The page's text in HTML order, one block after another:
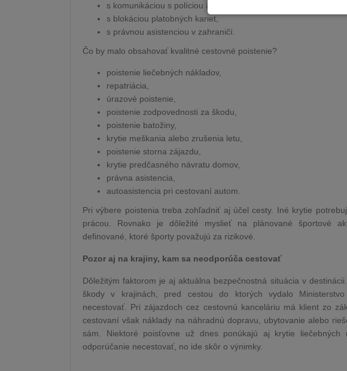
s komunikáciou s políciou a tlmočením,
s blokáciou platobných kariet,
s právnou asistenciou v zahraničí.
Čo by malo obsahovať kvalitné cestovné poistenie?
poistenie liečebných nákladov,
repatriácia,
úrazové poistenie,
poistenie zodpovednosti za škodu,
poistenie batožiny,
krytie meškania alebo zrušenia letu,
poistenie storna zájazdu,
krytie predčasného návratu domov,
právna asistencia,
autoasistencia pri cestovaní autom.
Pri výbere poistenia treba zohľadniť aj účel cesty. Iné krytie
prácou. Rovnako je dôležité myslieť na plánované športové
definované, ktoré športy považujú za rizikové.
Pozor aj na krajiny, kam sa neodporúča cestovať
Dôležitým faktorom je aj aktuálna bezpečnostná situácia v
škody v krajinách, pred cestou do ktorých vydalo
necestovať. Pri zájazdoch cez cestovnú kanceláriu má klient zo
cestovaní však náklady na náhradnú dopravu, ubytovanie alebo
sám. Niektoré poisťovne už dnes ponúkajú aj krytie
odporúčanie necestovať, no ide skôr o výnimky.